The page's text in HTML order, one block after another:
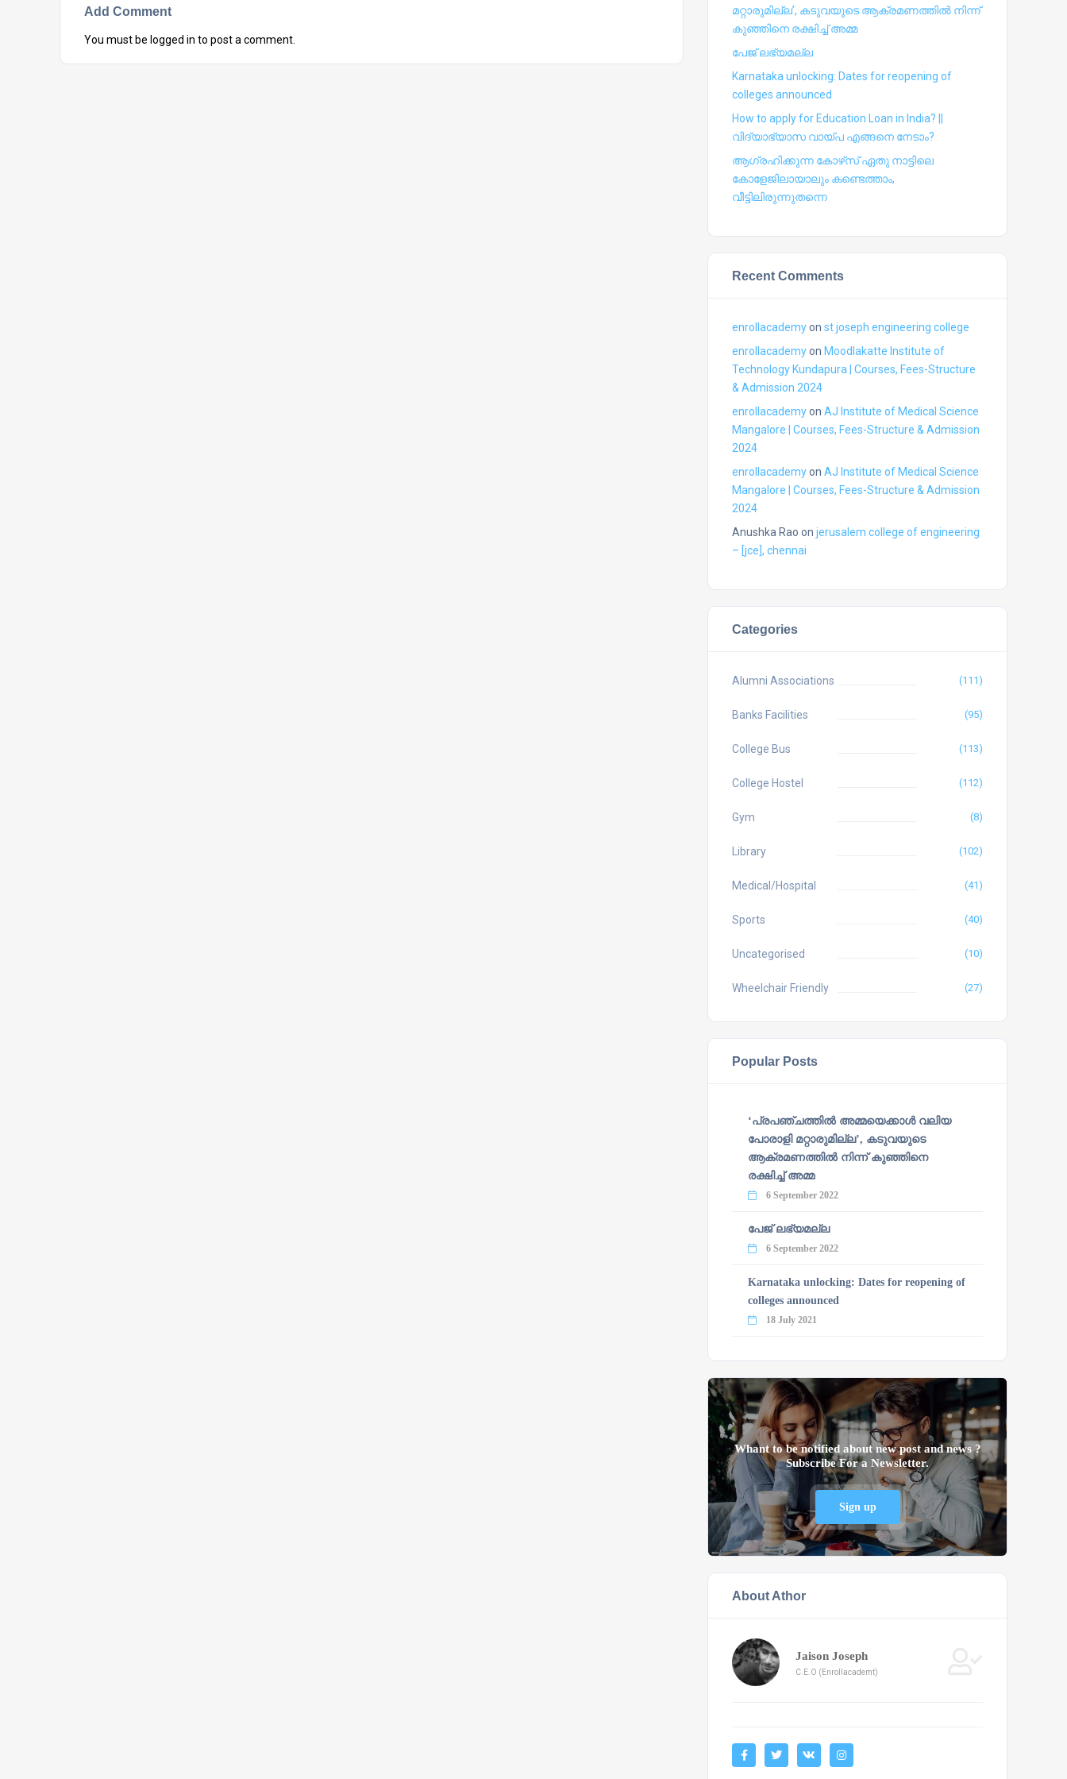
Add Comment
You must be logged in to post a comment.
മറ്റാരുമില്ല’, കടുവയുടെ ആക്രമണത്തില്‍ നിന്ന്
കുഞ്ഞിനെ രക്ഷിച്ച് അമ്മ
പേജ് ലഭ്യമല്ല
Karnataka unlocking: Dates for reopening of
colleges announced
How to apply for Education Loan in India? ||
വിദ്യാഭ്യാസ വായ്പ എങ്ങനെ നേടാം?
ആഗ്രഹിക്കുന്ന കോഴ്‍സ് ഏതു നാട്ടിലെ
കോളേജിലായാലും കണ്ടെത്താം,
വീട്ടിലിരുന്നുതന്നെ
Recent Comments
enrollacademyon st joseph engineering college
enrollacademyon Moodlakatte Institute of
Technology Kundapura | Courses, Fees-Structure
& Admission 2024
enrollacademyon AJ Institute of Medical Science
Mangalore | Courses, Fees-Structure & Admission
2024
enrollacademyon AJ Institute of Medical Science
Mangalore | Courses, Fees-Structure & Admission
2024
Anushka Rao on jerusalem college of engineering
– [jce], chennai
Categories
Alumni Associations (111)
Banks Facilities (95)
College Bus (113)
College Hostel (112)
Gym (8)
Library (102)
Medical/Hospital (41)
Sports (40)
Uncategorised (10)
Wheelchair Friendly (27)
Popular Posts
‘പ്രപഞ്ചത്തില്‍ അമ്മയെക്കാള്‍ വലിയ
പോരാളി മറ്റാരുമില്ല’, കടുവയുടെ
ആക്രമണത്തില്‍ നിന്ന് കുഞ്ഞിനെ
രക്ഷിച്ച് അമ്മ
6 September 2022
പേജ് ലഭ്യമല്ല
6 September 2022
Karnataka unlocking: Dates for reopening of
colleges announced
18 July 2021
Whant to be notified about new post and news ?
Subscribe For a Newsletter.
Sign up
About Athor
Jaison Joseph
C.E.O (Enrollacademt)